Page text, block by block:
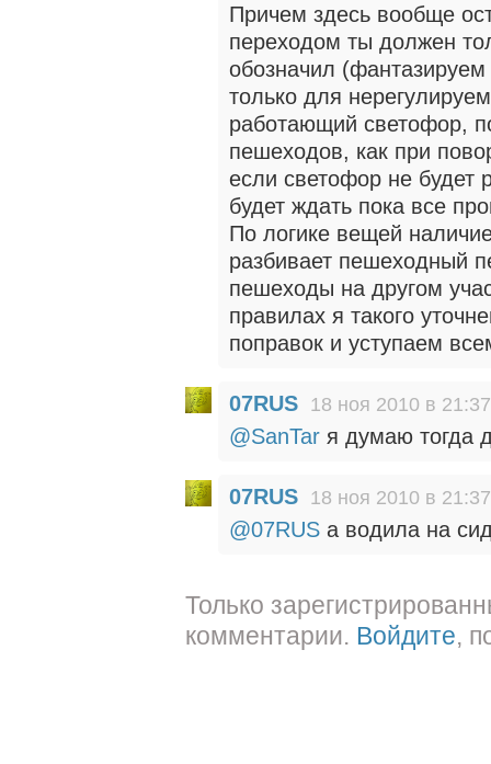
Причем здесь вообще
переходом ты должен
обозначил
только для
работающий светофор,
пешеходов, как при
если светофор не будет
будет ждать пока все
По логике вещей
разбивает пешеходный
пешеходы на другом
правилах я такого
поправок и уступаем
07RUS 18 ноя 2010 в 21:37
@SanTar я думаю тогда
07RUS 18 ноя 2010 в 21:37
@07RUS а водила на
Только
комментарии. Войдите,